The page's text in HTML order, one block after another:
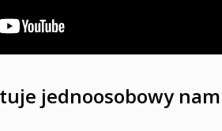
jednoosobowy